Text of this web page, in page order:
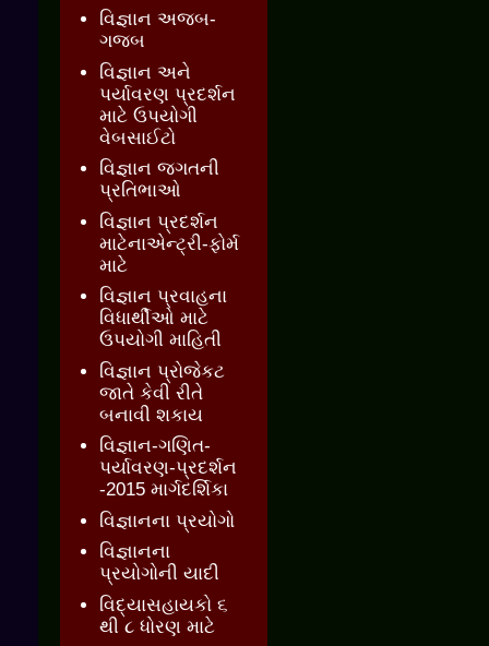
વિજ્ઞાન અજબ-
ગજબ
વિજ્ઞાન અને
પર્યાવરણ પ્રદર્શન
માટે ઉપયોગી
વેબસાઈટો
વિજ્ઞાન જગતની
પ્રતિભાઓ
વિજ્ઞાન પ્રદર્શન
માટેનાએન્ટ્રી-ફોર્મ
માટે
વિજ્ઞાન પ્રવાહના
વિધાર્થીઓ માટે
ઉપયોગી માહિતી
વિજ્ઞાન પ્રોજેકટ
જાતે કેવી રીતે
બનાવી શકાય
વિજ્ઞાન-ગણિત-
પર્યાવરણ-પ્રદર્શન
-2015 માર્ગદર્શિકા
વિજ્ઞાનના પ્રયોગો
વિજ્ઞાનના
પ્રયોગોની યાદી
વિદ્યાસહાયકો ૬
થી ૮ ધોરણ માટે